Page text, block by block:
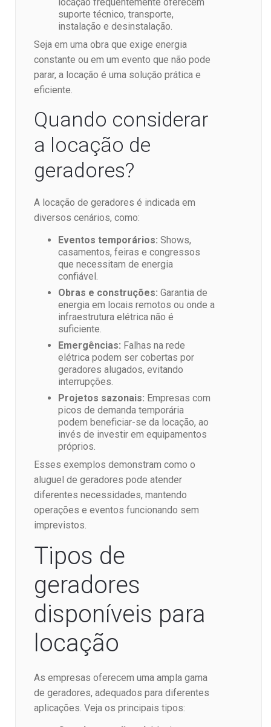
suporte técnico, transporte,
instalação e desinstalação.
Seja em uma obra que exige energia
constante ou em um evento que não pode
parar, a locação é uma solução prática e
eficiente.
Quando considerar
a locação de
geradores?
A locação de geradores é indicada em
diversos cenários, como:
Eventos temporários: Shows,
casamentos, feiras e congressos
que necessitam de energia
confiável.
Obras e construções: Garantia de
energia em locais remotos ou onde a
infraestrutura elétrica não é
suficiente.
Emergências: Falhas na rede
elétrica podem ser cobertas por
geradores alugados, evitando
interrupções.
Projetos sazonais: Empresas com
picos de demanda temporária
podem beneficiar-se da locação, ao
invés de investir em equipamentos
próprios.
Esses exemplos demonstram como o
aluguel de geradores pode atender
diferentes necessidades, mantendo
operações e eventos funcionando sem
imprevistos.
Tipos de
geradores
disponíveis para
locação
As empresas oferecem uma ampla gama
de geradores, adequados para diferentes
aplicações. Veja os principais tipos: